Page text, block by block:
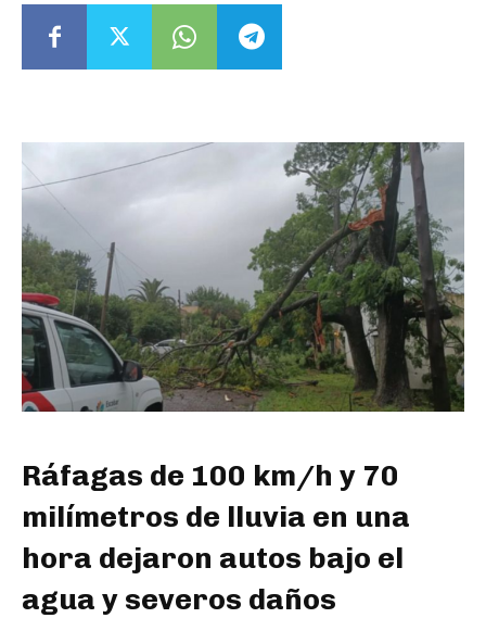
Ráfagas de 100 km/h y 70
milímetros de lluvia en una
hora dejaron autos bajo el
agua y severos daños